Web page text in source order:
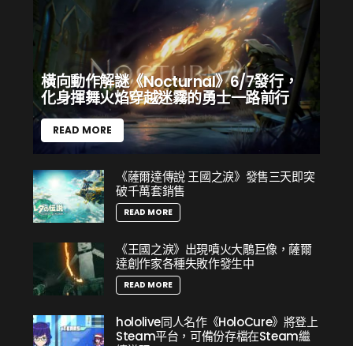
橫向動作解謎《Nocturnal》6/7發行，
化身揮舞火焰穿越迷霧的勇士一路前行
READ MORE
《薩爾達傳說 王國之淚》發售三天即突
破千萬套銷售
READ MORE
《王國之淚》出現噴火大鵰巨像，薩爾
達創作家各種失敗作發生中
READ MORE
hololive同人名作《HoloCure》將登上
Steam平台，可備份存檔在Steam繼